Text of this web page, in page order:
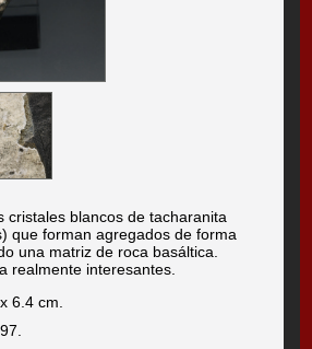
cristales blancos de tacharanita
que forman agregados de forma
una matriz de roca basáltica.
realmente interesantes.
6.4 cm.